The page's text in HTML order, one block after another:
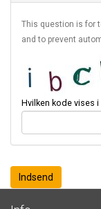
This question is for
and to prevent
Hvilken kode vises
Indsend